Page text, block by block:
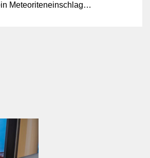
Meteoriteneinschlag